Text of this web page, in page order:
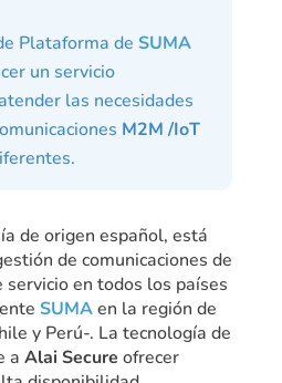
Plataforma de SUMA
un servicio
las necesidades
M2M /IoT
de origen español, está
de comunicaciones de
servicio en todos los países
SUMAen la región de
y Perú-. La tecnología de
a Alai Secure ofrecer